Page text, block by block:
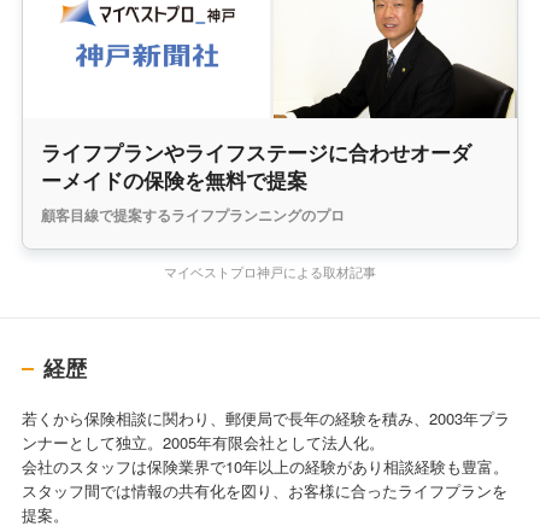
ライフプランやライフステージに合わせオーダ
ーメイドの保険を無料で提案
顧客目線で提案するライフプランニングのプロ
マイベストプロ神戸による取材記事
経歴
若くから保険相談に関わり、郵便局で長年の経験を積み、2003年プラ
ンナーとして独立。2005年有限会社として法人化。
会社のスタッフは保険業界で10年以上の経験があり相談経験も豊富。
スタッフ間では情報の共有化を図り、お客様に合ったライフプランを
提案。